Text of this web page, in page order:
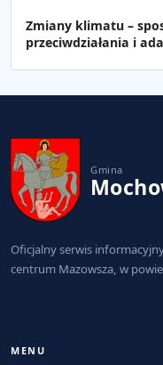
Zmiany klimatu –
przeciwdziałania i
Gmina
Oficjalny serwis
centrum Mazowsza, w
MENU